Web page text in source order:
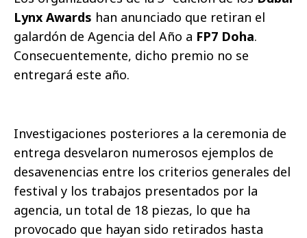
Lynx Awards han anunciado que retiran el
galardón de Agencia del Año a FP7 Doha.
Consecuentemente, dicho premio no se
entregará este año.
Investigaciones posteriores a la ceremonia de
entrega desvelaron numerosos ejemplos de
desavenencias entre los criterios generales del
festival y los trabajos presentados por la
agencia, un total de 18 piezas, lo que ha
provocado que hayan sido retirados hasta